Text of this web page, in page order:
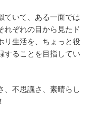
ていて、ある一面では
れぞれの目から見たド
リ生活を、ちょっと役
することを目指してい
、不思議さ、素晴らし